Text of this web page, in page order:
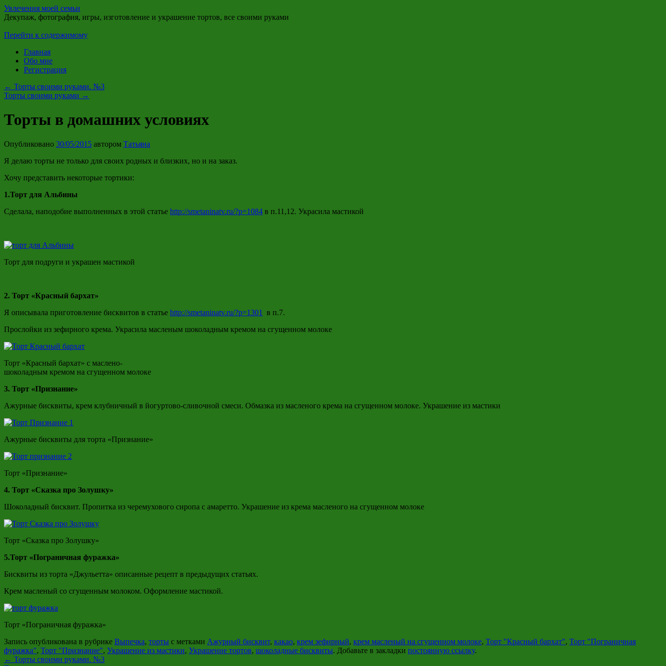
Увлечения моей семьи
Декупаж, фотография, игры, изготовление и украшение тортов, все своими руками
Перейти к содержимому
Главная
Обо мне
Регистрация
← Торты своими руками. №3
Торты своими руками →
Торты в домашних условиях
Опубликовано 30/05/2015 автором Татьяна
Я делаю торты не только для своих родных и близких, но и на заказ.
Хочу представить некоторые тортики:
1.Торт для Альбины
Сделала, наподобие выполненных в этой статье http://smetaninatv.ru/?p=1084 в п.11,12. Украсила мастикой
Торт для подруги и украшен мастикой
2. Торт «Красный бархат»
Я описывала приготовление бисквитов в статье http://smetaninatv.ru/?p=1301
в п.7.
Прослойки из зефирного крема. Украсила масленым шоколадным кремом на сгущенном молоке
Торт «Красный бархат» с маслено-
шоколадным кремом на сгущенном молоке
3. Торт «Признание»
Ажурные бисквиты, крем клубничный в йогуртово-сливочной смеси. Обмазка из масленого крема на сгущенном молоке. Украшение из мастики
Ажурные бисквиты для торта «Признание»
Торт «Признание»
4. Торт «Сказка про Золушку»
Шоколадный бисквит. Пропитка из черемухового сиропа с амаретто. Украшение из крема масленого на сгущенном молоке
Торт «Сказка про Золушку»
5.Торт «Пограничная фуражка»
Бисквиты из торта «Джульетта» описанные рецепт в предыдущих статьях.
Крем масленый со сгущенным молоком. Оформление мастикой.
Торт «Пограничная фуражка»
Запись опубликована в рубрике Выпечка, торты с метками Ажурный бисквит, какао, крем зефирный, крем масленый на сгущенном молоке, Торт "Красный бархат", Торт "Пограничная
фуражка", Торт "Признание", Украшение из мастики, Украшение тортов, шоколадные бисквиты. Добавьте в закладки постоянную ссылку.
← Торты своими руками. №3